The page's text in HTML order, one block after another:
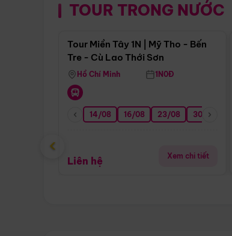
TOUR TRONG NƯỚC
Điểm nổi bật
Tour Miền Tây 1N | Mỹ Tho - Bến
Tre - Cù Lao Thới Sơn
Hồ Chí Minh 1N0Đ
14/08 16/08 23/08 30/08
Liên hệ Xem chi tiết
‹